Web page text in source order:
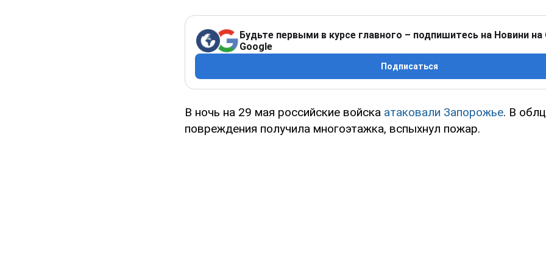
Будьте первыми в курсе главного – подпишитесь на Новини на
Google
Подписаться
В ночь на 29 мая российские войска атаковали Запорожье. В
повреждения получила многоэтажка, вспыхнул пожар.